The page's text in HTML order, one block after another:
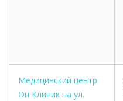
Медицинский центр
Он Клиник на ул.